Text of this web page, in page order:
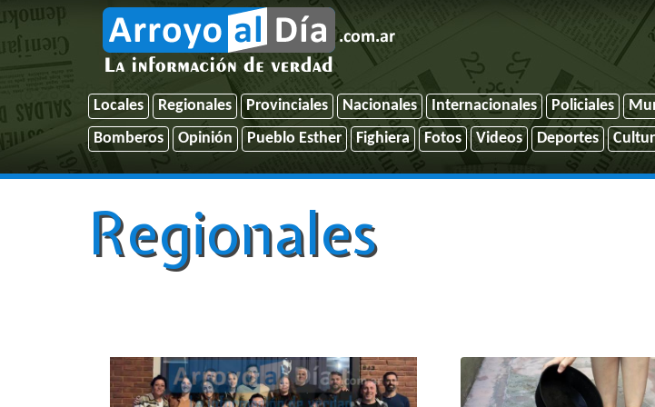
Locales Regionales Provinciales Nacionales Internacionales Policiales
Bomberos
Opinión Pueblo Esther Fighiera Fotos Videos Deportes
Regionales